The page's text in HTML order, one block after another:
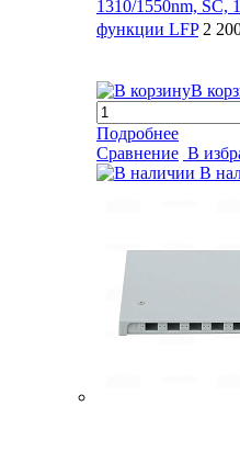
1310/1550nm, SC,
функции LFP 2
В
Подробнее
Сравнение В
В